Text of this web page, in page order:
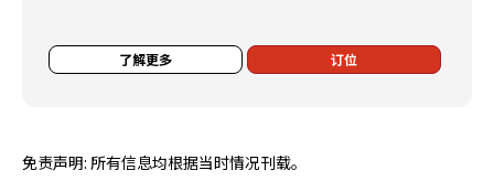
了解更多 订位
免责声明: 所有信息均根据当时情况刊载。